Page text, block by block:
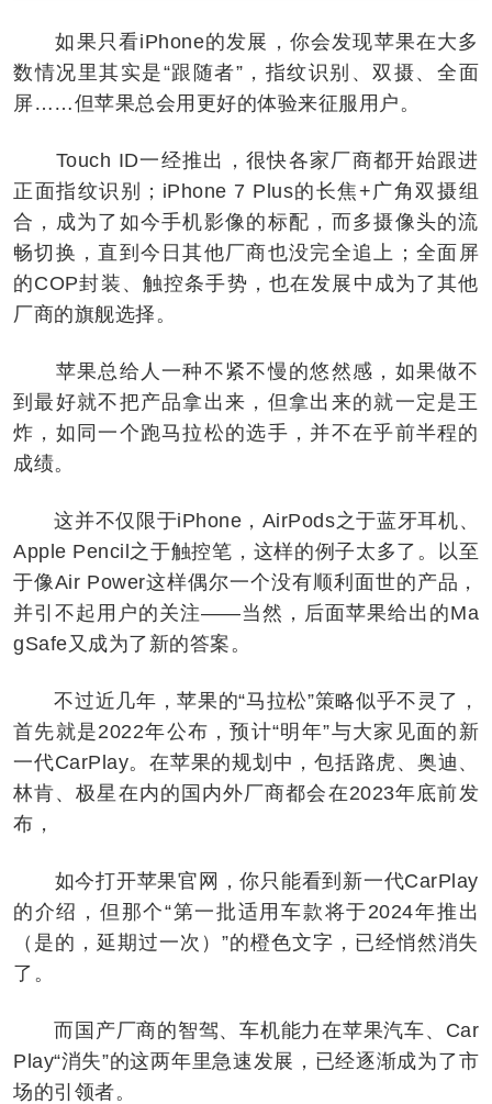
如果只看iPhone的发展，你会发现苹果在大多
数情况里其实是“跟随者”，指纹识别、双摄、全面
屏……但苹果总会用更好的体验来征服用户。
Touch ID一经推出，很快各家厂商都开始跟进
正面指纹识别；iPhone 7 Plus的长焦+广角双摄组
合，成为了如今手机影像的标配，而多摄像头的流
畅切换，直到今日其他厂商也没完全追上；全面屏
的COP封装、触控条手势，也在发展中成为了其他
厂商的旗舰选择。
苹果总给人一种不紧不慢的悠然感，如果做不
到最好就不把产品拿出来，但拿出来的就一定是王
炸，如同一个跑马拉松的选手，并不在乎前半程的
成绩。
这并不仅限于iPhone，AirPods之于蓝牙耳机、
Apple Pencil之于触控笔，这样的例子太多了。以至
于像Air Power这样偶尔一个没有顺利面世的产品，
并引不起用户的关注——当然，后面苹果给出的Ma
gSafe又成为了新的答案。
不过近几年，苹果的“马拉松”策略似乎不灵了，
首先就是2022年公布，预计“明年”与大家见面的新
一代CarPlay。在苹果的规划中，包括路虎、奥迪、
林肯、极星在内的国内外厂商都会在2023年底前发
布，
如今打开苹果官网，你只能看到新一代CarPlay
的介绍，但那个“第一批适用车款将于2024年推出
（是的，延期过一次）”的橙色文字，已经悄然消失
了。
而国产厂商的智驾、车机能力在苹果汽车、Car
Play“消失”的这两年里急速发展，已经逐渐成为了市
场的引领者。